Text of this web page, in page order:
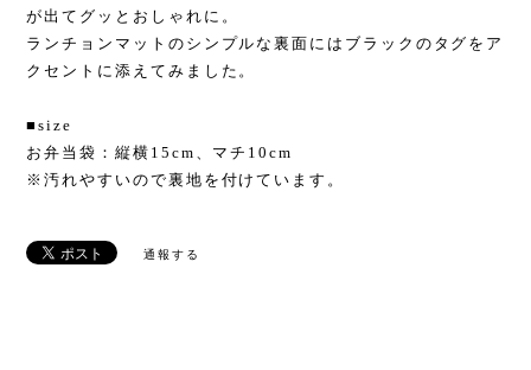
が出てグッとおしゃれに。
ランチョンマットのシンプルな裏面にはブラックのタグをア
クセントに添えてみました。
■size
お弁当袋：縦横15cm、マチ10cm
※汚れやすいので裏地を付けています。
通報する